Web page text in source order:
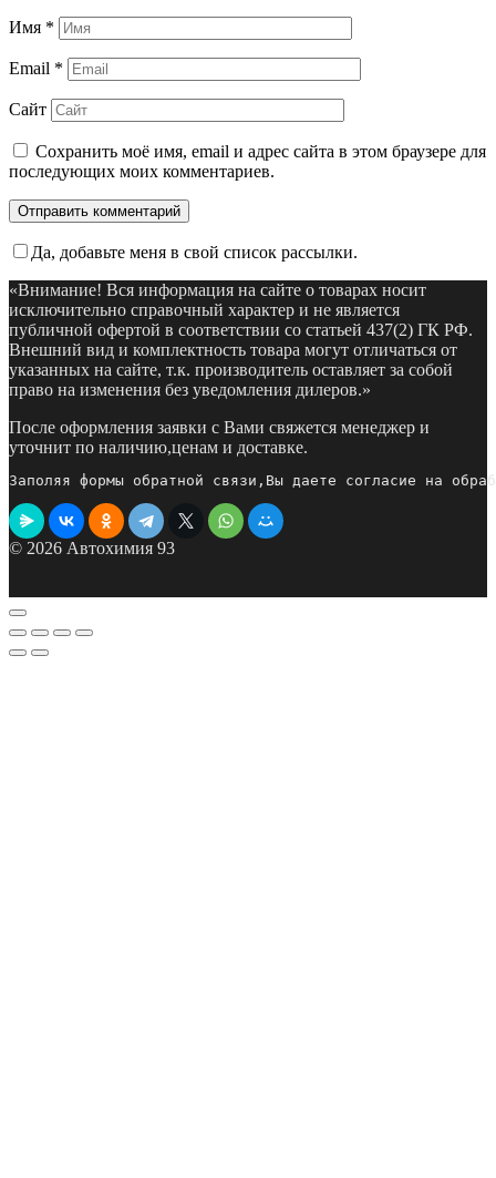
Имя *
Email *
Сайт
Сохранить моё имя, email и адрес сайта в этом браузере для
последующих моих комментариев.
Да, добавьте меня в свой список рассылки.
«Внимание! Вся информация на сайте о товарах носит
исключительно справочный характер и не является
публичной офертой в соответствии со статьей 437(2) ГК РФ.
Внешний вид и комплектность товара могут отличаться от
указанных на сайте, т.к. производитель оставляет за собой
право на изменения без уведомления дилеров.»
После оформления заявки с Вами свяжется менеджер и
уточнит по наличию,ценам и доставке.
Заполяя формы обратной связи,Вы даете согласие на
© 2026 Автохимия 93